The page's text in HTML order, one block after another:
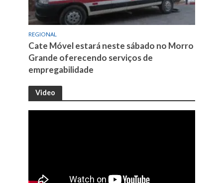
REGIONAL
Cate Móvel estará neste sábado no Morro
Grande oferecendo serviços de
empregabilidade
Video